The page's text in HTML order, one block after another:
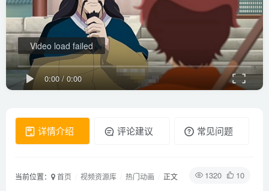
0:00 / 0:00
Video load failed
详情介绍 评论建议 常见问题
1320 10
当前位置： 首页 视频资源库 热门动画 正文